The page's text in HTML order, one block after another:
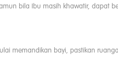
bila Ibu masih khawatir, dapat
memandikan bayi, pastikan